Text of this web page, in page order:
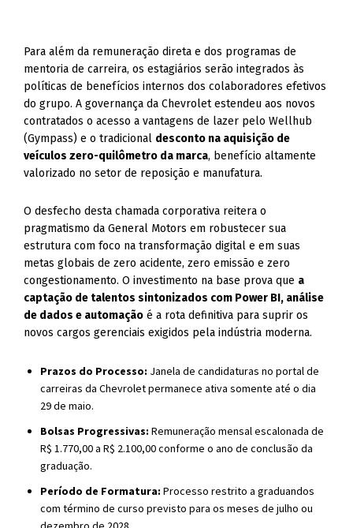
Para além da remuneração direta e dos programas de
mentoria de carreira, os estagiários serão integrados às
políticas de benefícios internos dos colaboradores efetivos
do grupo. A governança da Chevrolet estendeu aos novos
contratados o acesso a vantagens de lazer pelo Wellhub
(Gympass) e o tradicional desconto na aquisição de
veículos zero-quilômetro da marca, benefício altamente
valorizado no setor de reposição e manufatura.
O desfecho desta chamada corporativa reitera o
pragmatismo da General Motors em robustecer sua
estrutura com foco na transformação digital e em suas
metas globais de zero acidente, zero emissão e zero
congestionamento. O investimento na base prova que a
captação de talentos sintonizados com Power BI, análise
de dados e automação é a rota definitiva para suprir os
novos cargos gerenciais exigidos pela indústria moderna.
Prazos do Processo: Janela de candidaturas no portal de
carreiras da Chevrolet permanece ativa somente até o dia
29 de maio.
Bolsas Progressivas: Remuneração mensal escalonada de
R$ 1.770,00 a R$ 2.100,00 conforme o ano de conclusão da
graduação.
Período de Formatura: Processo restrito a graduandos
com término de curso previsto para os meses de julho ou